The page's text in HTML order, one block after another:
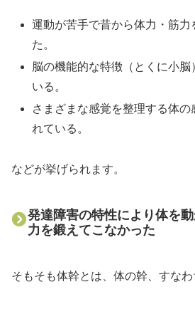
運動が苦手で昔から体力・筋力
た。
脳の機能的な特徴（とくに小脳
いる。
さまざまな感覚を整理する体
れている。
などが挙げられます。
発達障害の特性により体を
力を鍛えてこなかった
そもそも体幹とは、体の幹、すなわ